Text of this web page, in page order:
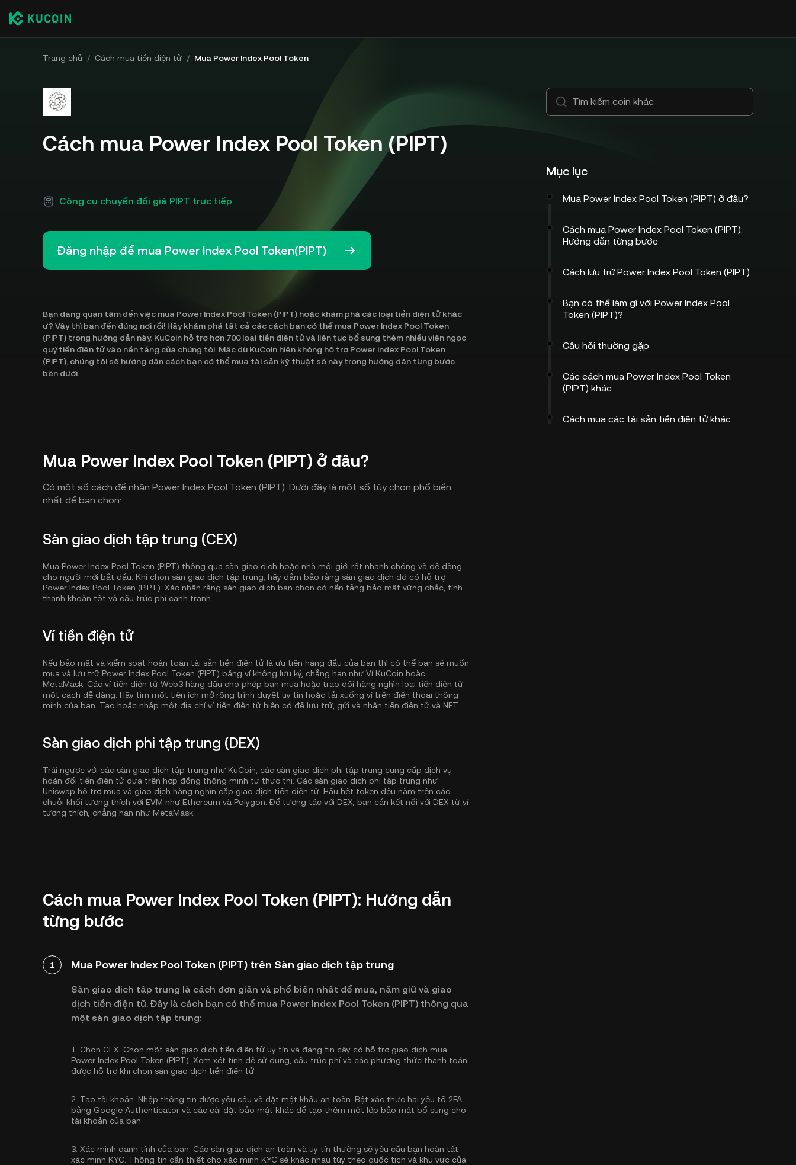
Trang chủ / Cách mua tiền điện tử / Mua Power Index Pool Token
Cách mua Power Index Pool Token (PIPT)
Công cụ chuyển đổi giá PIPT trực tiếp
Đăng nhập để mua Power Index Pool Token(PIPT)
Bạn đang quan tâm đến việc mua Power Index Pool Token (PIPT) hoặc khám phá các loại tiền điện tử khác
ư? Vậy thì bạn đến đúng nơi rồi! Hãy khám phá tất cả các cách bạn có thể mua Power Index Pool Token
(PIPT) trong hướng dẫn này. KuCoin hỗ trợ hơn 700 loại tiền điện tử và liên tục bổ sung thêm nhiều viên ngọc
quý tiền điện tử vào nền tảng của chúng tôi. Mặc dù KuCoin hiện không hỗ trợ Power Index Pool Token
(PIPT), chúng tôi sẽ hướng dẫn cách bạn có thể mua tài sản kỹ thuật số này trong hướng dẫn từng bước
bên dưới.
Mua Power Index Pool Token (PIPT) ở đâu?
Có một số cách để nhận Power Index Pool Token (PIPT). Dưới đây là một số tùy chọn phổ biến
nhất để bạn chọn:
Sàn giao dịch tập trung (CEX)
Mua Power Index Pool Token (PIPT) thông qua sàn giao dịch hoặc nhà môi giới rất nhanh chóng và dễ dàng
cho người mới bắt đầu. Khi chọn sàn giao dịch tập trung, hãy đảm bảo rằng sàn giao dịch đó có hỗ trợ
Power Index Pool Token (PIPT). Xác nhận rằng sàn giao dịch bạn chọn có nền tảng bảo mật vững chắc, tính
thanh khoản tốt và cấu trúc phí cạnh tranh.
Ví tiền điện tử
Nếu bảo mật và kiểm soát hoàn toàn tài sản tiền điện tử là ưu tiên hàng đầu của bạn thì có thể bạn sẽ muốn
mua và lưu trữ Power Index Pool Token (PIPT) bằng ví không lưu ký, chẳng hạn như Ví KuCoin hoặc
MetaMask. Các ví tiền điện tử Web3 hàng đầu cho phép bạn mua hoặc trao đổi hàng nghìn loại tiền điện tử
một cách dễ dàng. Hãy tìm một tiện ích mở rộng trình duyệt uy tín hoặc tải xuống ví trên điện thoại thông
minh của bạn. Tạo hoặc nhập một địa chỉ ví tiền điện tử hiện có để lưu trữ, gửi và nhận tiền điện tử và NFT.
Sàn giao dịch phi tập trung (DEX)
Trái ngược với các sàn giao dịch tập trung như KuCoin, các sàn giao dịch phi tập trung cung cấp dịch vụ
hoán đổi tiền điện tử dựa trên hợp đồng thông minh tự thực thi. Các sàn giao dịch phi tập trung như
Uniswap hỗ trợ mua và giao dịch hàng nghìn cặp giao dịch tiền điện tử. Hầu hết token đều nằm trên các
chuỗi khối tương thích với EVM như Ethereum và Polygon . Để tương tác với DEX, bạn cần kết nối với DEX từ ví
tương thích, chẳng hạn như MetaMask.
Cách mua Power Index Pool Token (PIPT): Hướng dẫn
từng bước
1 Mua Power Index Pool Token (PIPT) trên Sàn giao dịch tập trung
Sàn giao dịch tập trung là cách đơn giản và phổ biến nhất để mua, nắm giữ và giao
dịch tiền điện tử. Đây là cách bạn có thể mua Power Index Pool Token (PIPT) thông qua
một sàn giao dịch tập trung:
1. Chọn CEX: Chọn một sàn giao dịch tiền điện tử uy tín và đáng tin cậy có hỗ trợ giao dịch mua
Power Index Pool Token (PIPT). Xem xét tính dễ sử dụng, cấu trúc phí và các phương thức thanh toán
được hỗ trợ khi chọn sàn giao dịch tiền điện tử.
2. Tạo tài khoản: Nhập thông tin được yêu cầu và đặt mật khẩu an toàn. Bật xác thực hai yếu tố 2FA
bằng Google Authenticator và các cài đặt bảo mật khác để tạo thêm một lớp bảo mật bổ sung cho
tài khoản của bạn.
3. Xác minh danh tính của bạn: Các sàn giao dịch an toàn và uy tín thường sẽ yêu cầu bạn hoàn tất
xác minh KYC . Thông tin cần thiết cho xác minh KYC sẽ khác nhau tùy theo quốc tịch và khu vực của
Mục lục
Mua Power Index Pool Token (PIPT) ở đâu?
Cách mua Power Index Pool Token (PIPT):
Hướng dẫn từng bước
Cách lưu trữ Power Index Pool Token (PIPT)
Bạn có thể làm gì với Power Index Pool
Token (PIPT)?
Câu hỏi thường gặp
Các cách mua Power Index Pool Token
(PIPT) khác
Cách mua các tài sản tiền điện tử khác